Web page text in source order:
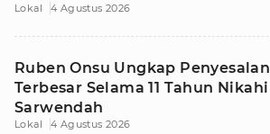
Lokal 4 Agustus 2026
Ruben Onsu Ungkap Penyesalan
Terbesar Selama 11 Tahun Nikahi
Sarwendah
Lokal 4 Agustus 2026